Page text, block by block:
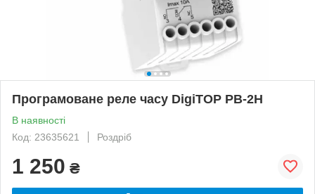
Програмоване реле часу DigiTOP РВ-2Н
В наявності
Код: 23635621
Роздріб
1 250 ₴